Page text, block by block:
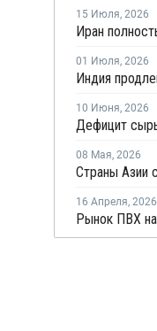
15 Июля, 2026
01 Июля, 2026
10 Июня, 2026
08 Мая, 2026
16 Апреля, 2026